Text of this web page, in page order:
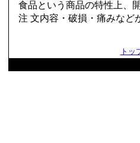
食品という商品の特性上、
注 文内容・破損・痛みなど
トッ